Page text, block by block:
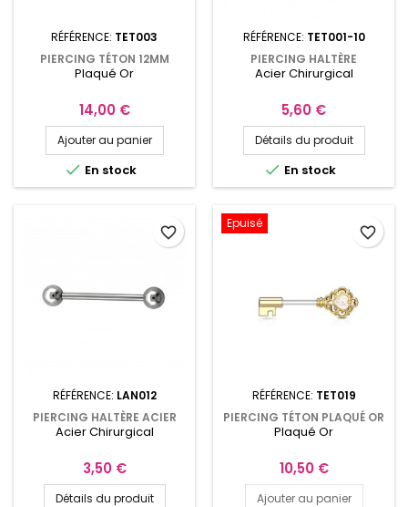
RÉFÉRENCE: TET003
PIERCING TÉTON 12MM
PLAQUÉ OR AVEC OPALINES
Plaqué Or
Prix
14,00 €
Ajouter au panier
 En stock
RÉFÉRENCE: TET001-10
PIERCING HALTÈRE
(BARBELL) 10MM À 14MM
Acier Chirurgical
Prix
5,60 €
Détails du produit
 En stock
RÉFÉRENCE: LAN012
PIERCING HALTÈRE ACIER
CHIRURGICAL AVEC BOULES
Acier Chirurgical
Prix
3,50 €
Détails du produit
favorite_border
Epuisé
RÉFÉRENCE: TET019
PIERCING TÉTON PLAQUÉ OR
OU RHODIUM CLEF AVEC
SYNTHÈSE
Plaqué Or
Prix
10,50 €
Ajouter au panier
favorite_border